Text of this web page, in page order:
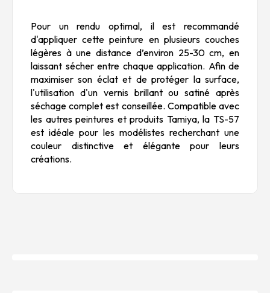
Pour un rendu optimal, il est recommandé
d'appliquer cette peinture en plusieurs couches
légères à une distance d’environ 25-30 cm, en
laissant sécher entre chaque application. Afin de
maximiser son éclat et de protéger la surface,
l'utilisation d'un vernis brillant ou satiné après
séchage complet est conseillée. Compatible avec
les autres peintures et produits Tamiya, la TS-57
est idéale pour les modélistes recherchant une
couleur distinctive et élégante pour leurs
créations.